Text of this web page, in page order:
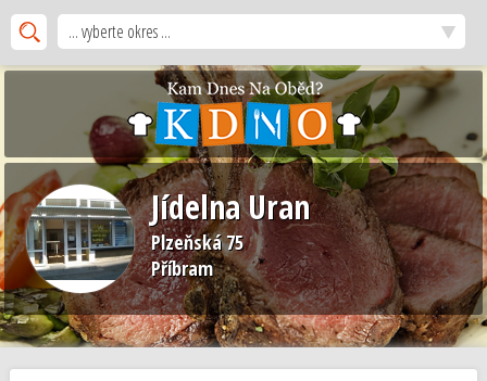
... vyberte okres ...
Jídelna Uran
Plzeňská 75
Příbram